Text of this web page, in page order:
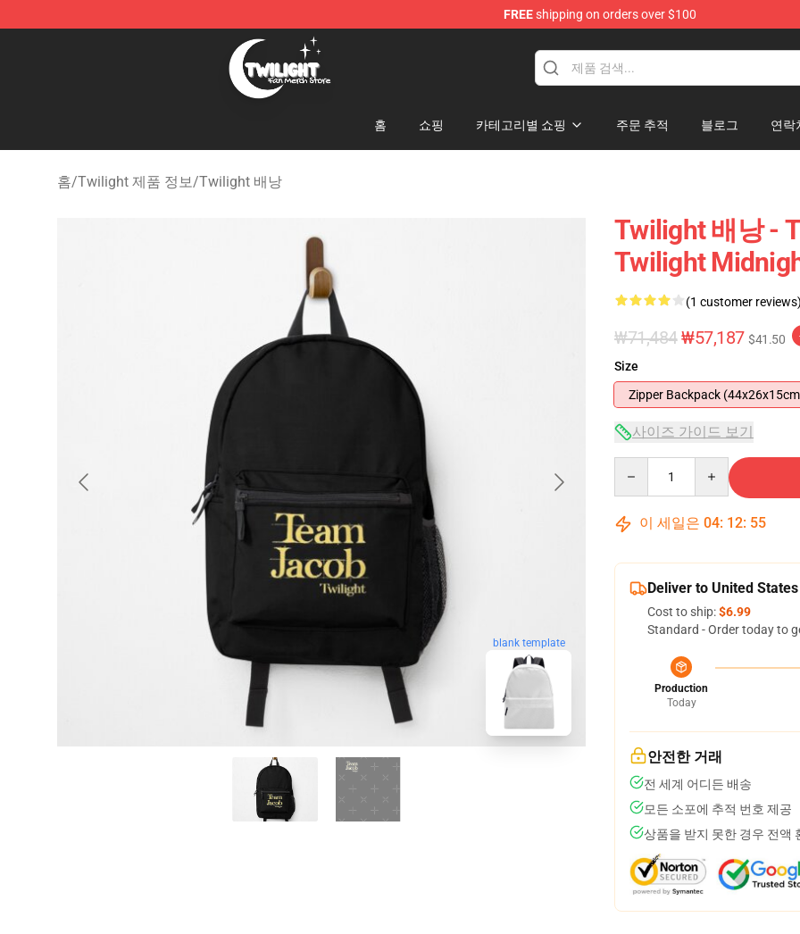
FREEshipping on orders over $100
Twilight Store - Official Twilight Merchandise Shop
홈 쇼핑 카테고리별 쇼핑 주문 추적 블로그 연락
홈/Twilight 제품 정보/Twilight 배낭
blank template
Twilight 배낭 -
Twilight
(1 customer
₩71,484₩57,187 $41.50
Size
Zipper Backpack
사이즈 가이드 보기
이 세일은 04: 12: 54
Deliver to United States
Cost to ship:$6.99
Standard - Order today to
Production
Today
안전한 거래
전 세계 어디든 배송
모든 소포에 추적 번호 제공
상품을 받지 못한 경우 전액